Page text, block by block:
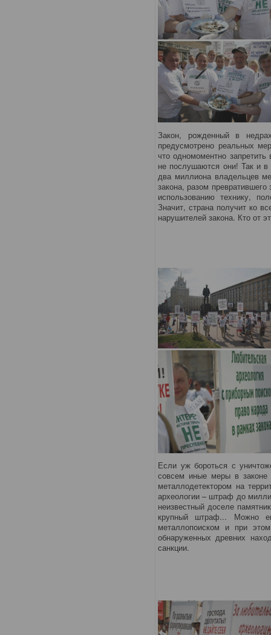
Закон, рожденный в
предусмотрено реальных
что одномоментно
не послушаются они! Так и
два миллиона владельцев
закона, разом
использованию технику,
Значит, страна получит ко
нарушителей закона. Кто от
Если уж бороться с
совсем иные меры в законе
металлодетектором на
археологии – штраф до
неизвестный доселе
крупный штраф... Можно
металлопоиском и при
обнаруженных древних
санкции.